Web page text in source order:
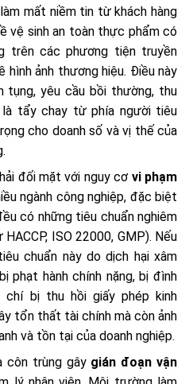
mất niềm tin từ khách hàng
vệ sinh an toàn thực phẩm có
trên các phương tiện truyền
ảnh thương hiệu. Điều này
tụng, yêu cầu bồi thường, thu
tẩy chay từ phía người tiêu
cho doanh số và vị thế của
đối mặt với nguy cơ vi phạm
ngành công nghiệp, đặc biệt
có những tiêu chuẩn nghiêm
ISO 22000, GMP). Nếu
chuẩn này do dịch hại xâm
phạt hành chính nặng, bị đình
bị thu hồi giấy phép kinh
tổn thất tài chính mà còn ảnh
và tồn tại của doanh nghiệp.
côn trùng gây gián đoạn vận